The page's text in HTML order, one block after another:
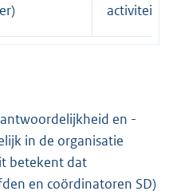
activiteiten
en -
in de organisatie
betekent dat
en coördinatoren SD)